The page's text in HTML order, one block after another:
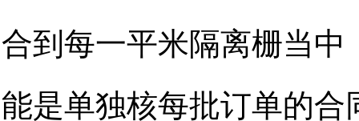
合到每一平米隔离栅当
能是单独核每批订单的合